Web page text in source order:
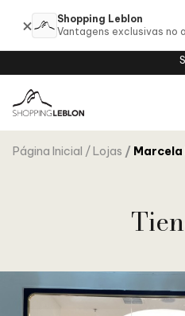
Página Inicial Lojas Marcela
Shopping Leblon